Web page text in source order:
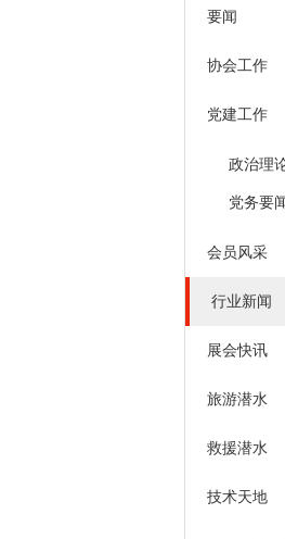
要闻
协会工作
党建工作
政治理
党务要
会员风采
行业新闻
展会快讯
旅游潜水
救援潜水
技术天地